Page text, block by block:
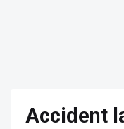
Accident